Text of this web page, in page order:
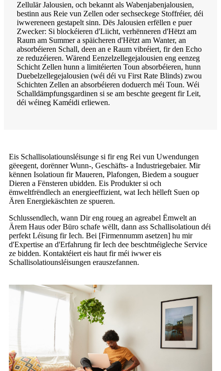
Zellulär Jalousien, och bekannt als Wabenjabenjalousien,
bestinn aus Reie vun Zellen oder sechseckege Stoffréier, déi
iwwereneen gestapelt sinn. Dës Jalousien erfëllen e puer
Zwecker: Si blockéieren d'Liicht, verhënneren d'Hëtzt am
Raum am Summer a späicheren d'Hëtzt am Wanter, an
absorbéieren Schall, deen an e Raum vibréiert, fir den Echo
ze reduzéieren. Wärend Eenzelzellegejalousien eng eenzeg
Schicht Zellen hunn a limitéierten Toun absorbéieren, hunn
Duebelzellegejalousien (wéi déi vu First Rate Blinds) zwou
Schichten Zellen an absorbéieren doduerch méi Toun. Wéi
Schalldämpfungsgardinen si se am beschte geegent fir Leit,
déi wéineg Kaméidi erliewen.
Eis Schallisolatiounsléisunge si fir eng Rei vun Uwendungen
gëeegent, dorënner Wunn-, Geschäfts- a Industriegebaier. Mir
kënnen Isolatioun fir Maueren, Plafongen, Biedem a souguer
Dieren a Fënsteren ubidden. Eis Produkter si och
ëmweltfrëndlech an energieeffizient, wat Iech hëlleft Suen op
Ären Energiekäschten ze spueren.
Schlussendlech, wann Dir eng roueg an agreabel Ëmwelt an
Ärem Haus oder Büro schafe wëllt, dann ass Schallisolatioun déi
perfekt Léisung fir Iech. Bei [Firmennumm asetzen] hu mir
d'Expertise an d'Erfahrung fir Iech dee beschtméigleche Service
ze bidden. Kontaktéiert eis haut fir méi iwwer eis
Schallisolatiounsléisungen erauszefannen.